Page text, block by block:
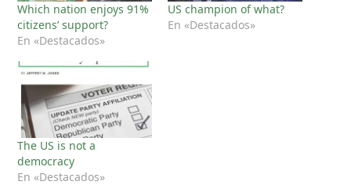
Which nation enjoys 91%
citizens’ support?
En «Destacados»
US champion of what?
En «Destacados»
The US is not a
democracy
En «Destacados»